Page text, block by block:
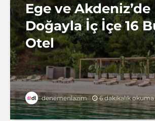
Ege ve Akdeniz’de
Doğayla İç İçe 16
Otel
denemenlazım 6 dakikalık okuma